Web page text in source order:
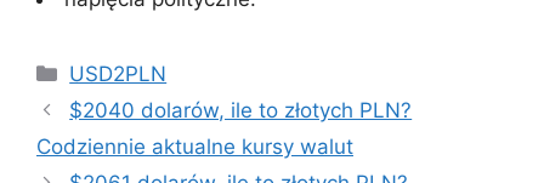
Kategorie
USD2PLN
$2040 dolarów, ile to złotych PLN?
Codziennie aktualne kursy walut